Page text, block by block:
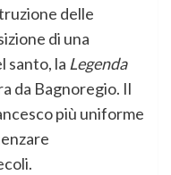
delle
di una
santo, la Legenda
da Bagnoregio. Il
più uniforme